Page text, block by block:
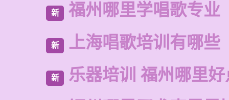
新 福州哪里学唱歌专业
新 上海唱歌培训有哪些
新 乐器培训 福州哪里